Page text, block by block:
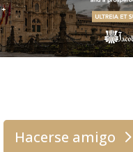
Hacerse amigo